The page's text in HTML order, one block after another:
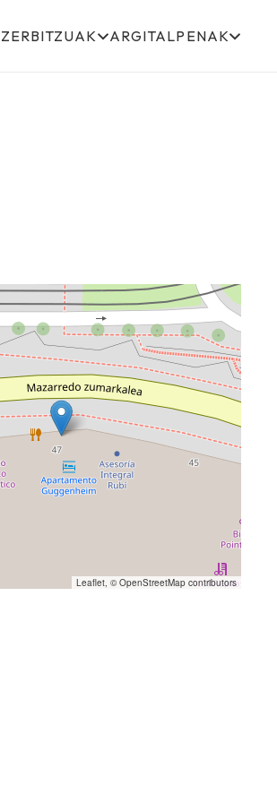
ZERBITZUAK ARGITALPENAK
Leaflet, ©OpenStreetMapcontributors